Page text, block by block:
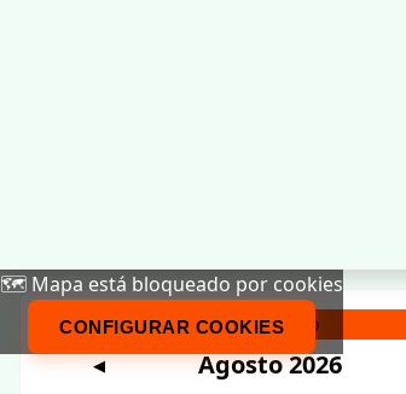
🗺️ Mapa está bloqueado por cookies
CONFIGURAR COOKIES
Calendario
◀ Agosto 2026